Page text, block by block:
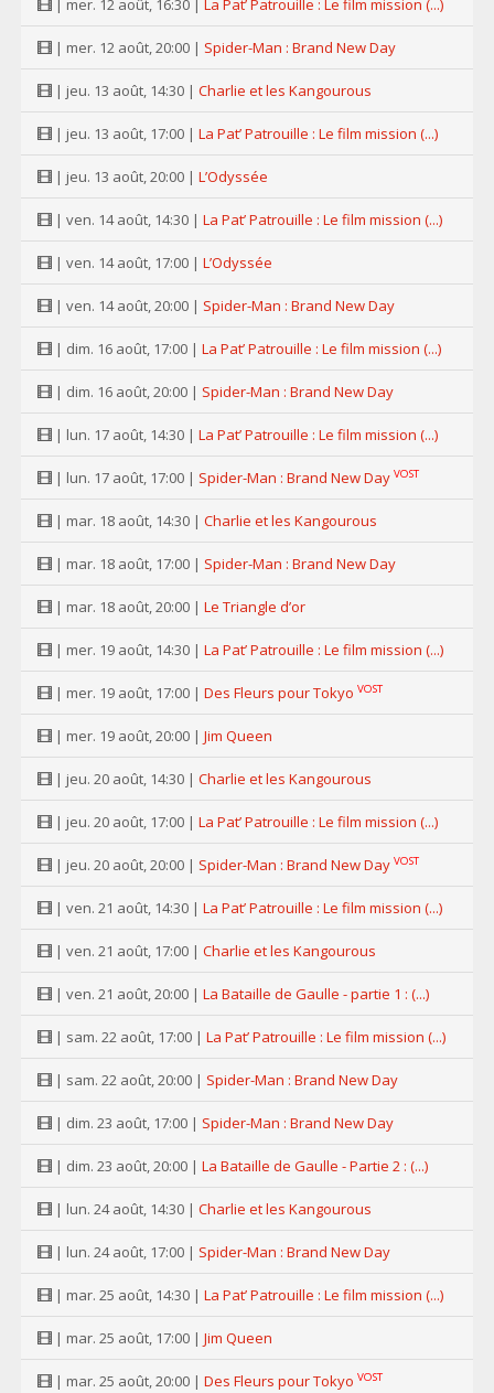
| mer. 12 août, 16:30 | La Pat’ Patrouille : Le film mission (...)
| mer. 12 août, 20:00 | Spider-Man : Brand New Day
| jeu. 13 août, 14:30 | Charlie et les Kangourous
| jeu. 13 août, 17:00 | La Pat’ Patrouille : Le film mission (...)
| jeu. 13 août, 20:00 | L’Odyssée
| ven. 14 août, 14:30 | La Pat’ Patrouille : Le film mission (...)
| ven. 14 août, 17:00 | L’Odyssée
| ven. 14 août, 20:00 | Spider-Man : Brand New Day
| dim. 16 août, 17:00 | La Pat’ Patrouille : Le film mission (...)
| dim. 16 août, 20:00 | Spider-Man : Brand New Day
| lun. 17 août, 14:30 | La Pat’ Patrouille : Le film mission (...)
| lun. 17 août, 17:00 | Spider-Man : Brand New Day VOST
| mar. 18 août, 14:30 | Charlie et les Kangourous
| mar. 18 août, 17:00 | Spider-Man : Brand New Day
| mar. 18 août, 20:00 | Le Triangle d’or
| mer. 19 août, 14:30 | La Pat’ Patrouille : Le film mission (...)
| mer. 19 août, 17:00 | Des Fleurs pour Tokyo VOST
| mer. 19 août, 20:00 | Jim Queen
| jeu. 20 août, 14:30 | Charlie et les Kangourous
| jeu. 20 août, 17:00 | La Pat’ Patrouille : Le film mission (...)
| jeu. 20 août, 20:00 | Spider-Man : Brand New Day VOST
| ven. 21 août, 14:30 | La Pat’ Patrouille : Le film mission (...)
| ven. 21 août, 17:00 | Charlie et les Kangourous
| ven. 21 août, 20:00 | La Bataille de Gaulle - partie 1 : (...)
| sam. 22 août, 17:00 | La Pat’ Patrouille : Le film mission (...)
| sam. 22 août, 20:00 | Spider-Man : Brand New Day
| dim. 23 août, 17:00 | Spider-Man : Brand New Day
| dim. 23 août, 20:00 | La Bataille de Gaulle - Partie 2 : (...)
| lun. 24 août, 14:30 | Charlie et les Kangourous
| lun. 24 août, 17:00 | Spider-Man : Brand New Day
| mar. 25 août, 14:30 | La Pat’ Patrouille : Le film mission (...)
| mar. 25 août, 17:00 | Jim Queen
| mar. 25 août, 20:00 | Des Fleurs pour Tokyo VOST